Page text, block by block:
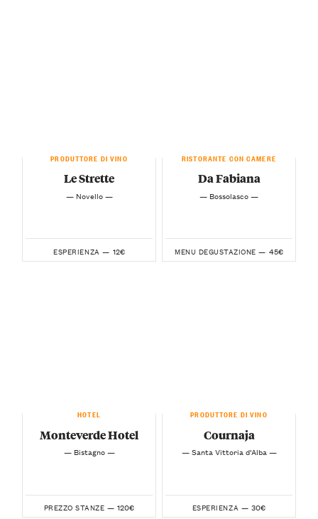
PRODUTTORE DI VINO
Le Strette
— Novello —
ESPERIENZA — 12€
RISTORANTE CON CAMERE
Da Fabiana
— Bossolasco —
MENU DEGUSTAZIONE — 45€
HOTEL
Monteverde Hotel
— Bistagno —
PREZZO STANZE — 120€
PRODUTTORE DI VINO
Cournaja
— Santa Vittoria d’Alba —
ESPERIENZA — 30€